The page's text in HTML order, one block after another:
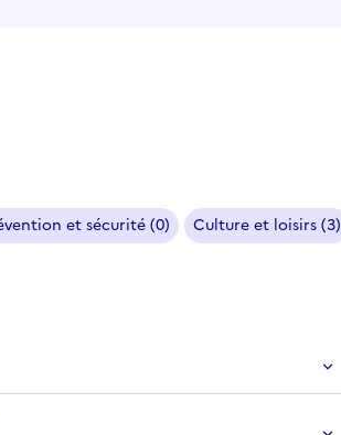
et sécurité (0)
Culture et loisirs (3)